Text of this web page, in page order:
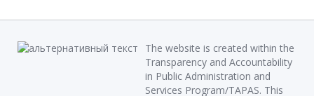
The website is created within the
Transparency and Accountability
in Public Administration and
Services Program/TAPAS. This